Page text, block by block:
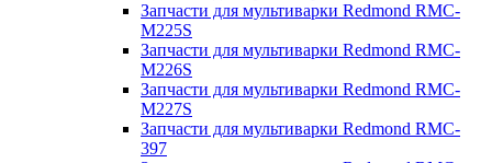
Запчасти для мультиварки Redmond RMC-
M225S
Запчасти для мультиварки Redmond RMC-
M226S
Запчасти для мультиварки Redmond RMC-
M227S
Запчасти для мультиварки Redmond RMC-
397